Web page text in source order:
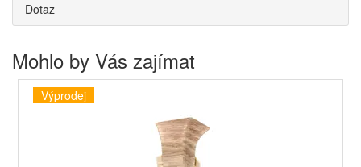
Dotaz
Mohlo by Vás zajímat
Výprodej